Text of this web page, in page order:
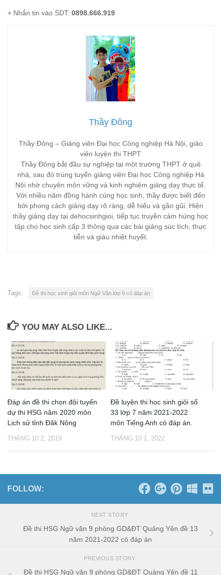
+ Nhắn tin vào SDT: 0898.666.919
Thầy Đông
Thầy Đông – Giảng viên Đại học Công nghiệp Hà Nội, giáo
viên luyện thi THPT
Thầy Đông bắt đầu sự nghiệp tại một trường THPT ở quê
nhà, sau đó trúng tuyển giảng viên Đại học Công nghiệp Hà
Nội nhờ chuyên môn vững và kinh nghiệm giảng dạy thực tế.
Với nhiều năm đồng hành cùng học sinh, thầy được biết đến
bởi phong cách giảng dạy rõ ràng, dễ hiểu và gần gũi. Hiện
thầy giảng dạy tại dehocsinhgioi, tiếp tục truyền cảm hứng học
tập cho học sinh cấp 3 thông qua các bài giảng súc tích, thực
tiễn và giàu nhiệt huyết.
Tags: Đề thi học sinh giỏi môn Ngữ Văn lớp 9 có đáp án
YOU MAY ALSO LIKE...
Đáp án đề thi chọn đội tuyển
dự thi HSG năm 2020 môn
Lịch sử tỉnh Đăk Nông
THÁNG 10 2, 2019
Đề luyện thi học sinh giỏi số
33 lớp 7 năm 2021-2022
môn Tiếng Anh có đáp án.
THÁNG 10 1, 2022
FOLLOW:
NEXT STORY
Đề thi HSG Ngữ văn 9 phòng GD&ĐT Quảng Yên đề 13
năm 2021-2022 có đáp án
PREVIOUS STORY
Đề thi HSG Ngữ văn 9 phòng GD&ĐT Quảng Yên đề 11